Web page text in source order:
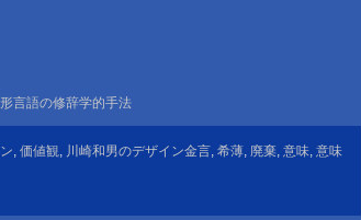
言語の修辞学的手法
, 価値観, 川崎和男のデザイン金言, 希薄, 廃棄, 意味, 意味